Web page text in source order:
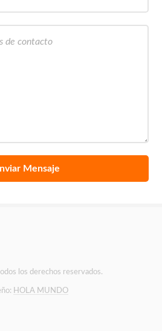
los derechos reservados.
HOLA MUNDO